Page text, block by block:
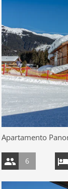
Apartamento
6